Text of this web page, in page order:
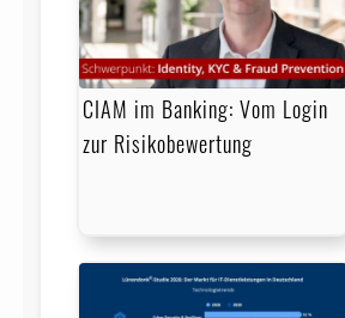
CIAM im Banking: Vom Login
zur Risikobewertung